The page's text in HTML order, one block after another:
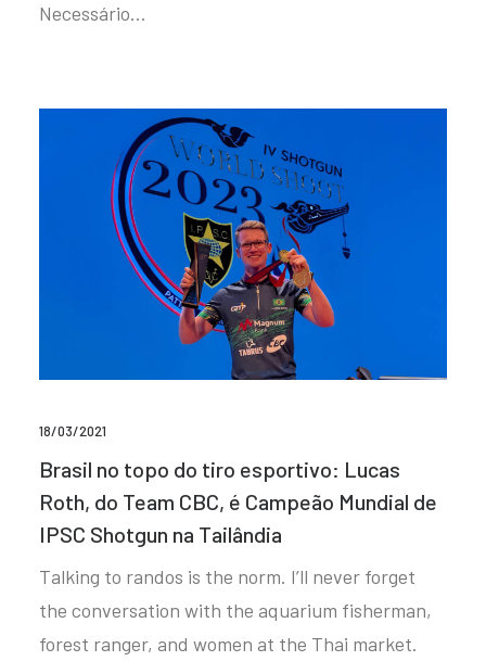
Necessário…
18/03/2021
Brasil no topo do tiro esportivo: Lucas
Roth, do Team CBC, é Campeão Mundial de
IPSC Shotgun na Tailândia
Talking to randos is the norm. I’ll never forget
the conversation with the aquarium fisherman,
forest ranger, and women at the Thai market.